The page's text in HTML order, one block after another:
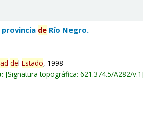
de Río Negro.
delEstado, 1998
Signatura topográfica:621.374.5/A282/v.1